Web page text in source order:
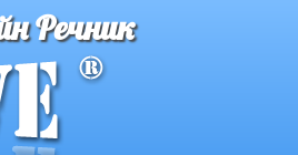
Речник